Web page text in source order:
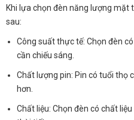
Khi lựa chọn đèn năng lượng mặt
sau:
Công suất thực tế: Chọn đèn
cần chiếu sáng.
Chất lượng pin: Pin có tuổi thọ
hơn.
Chất liệu: Chọn đèn có chất